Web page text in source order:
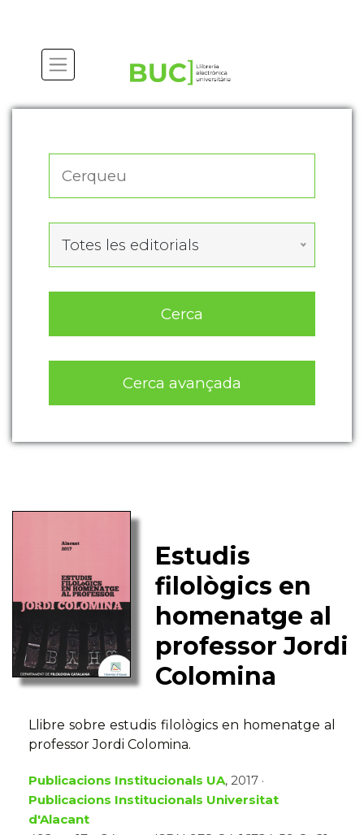
Totes les editorials
Cerca
Cerca avançada
Estudis
filològics en
homenatge al
professor Jordi
Colomina
Llibre sobre estudis filològics en homenatge al
professor Jordi Colomina.
Publicacions Institucionals UA, 2017 ·
Publicacions Institucionals Universitat
d'Alacant